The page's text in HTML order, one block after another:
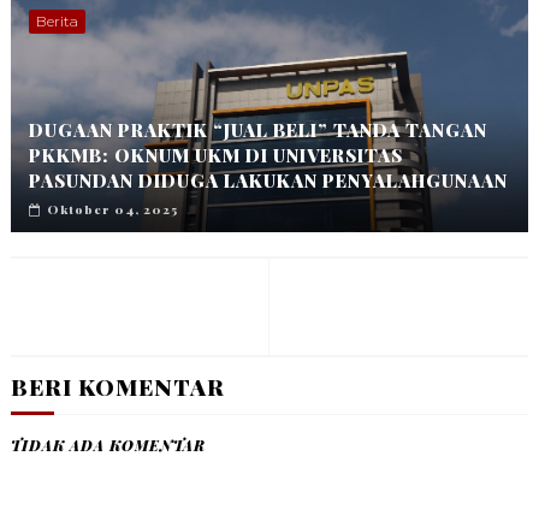
Berita
DUGAAN PRAKTIK “JUAL BELI” TANDA TANGAN
PKKMB: OKNUM UKM DI UNIVERSITAS
PASUNDAN DIDUGA LAKUKAN PENYALAHGUNAAN
Oktober 04, 2025
BERI KOMENTAR
TIDAK ADA KOMENTAR